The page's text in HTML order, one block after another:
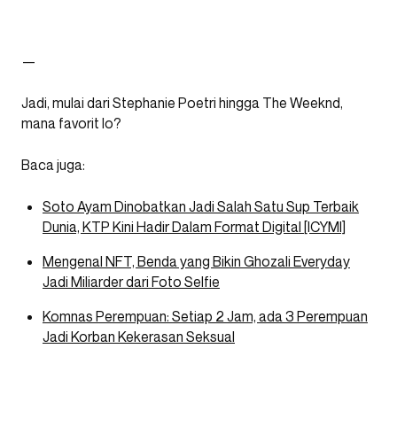
—
Jadi, mulai dari Stephanie Poetri hingga The Weeknd,
mana favorit lo?
Baca juga:
Soto Ayam Dinobatkan Jadi Salah Satu Sup Terbaik
Dunia, KTP Kini Hadir Dalam Format Digital [ICYMI]
Mengenal NFT, Benda yang Bikin Ghozali Everyday
Jadi Miliarder dari Foto Selfie
Komnas Perempuan: Setiap 2 Jam, ada 3 Perempuan
Jadi Korban Kekerasan Seksual